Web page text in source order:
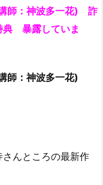
師：神波多一花) 詐
暴露していま
師：神波多一花)
んところの最新作